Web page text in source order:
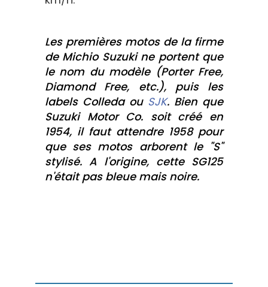
Les premières motos de la firme
de Michio Suzuki ne portent que
le nom du modèle (Porter Free,
Diamond Free, etc.), puis les
labels Colleda ou SJK. Bien que
Suzuki Motor Co. soit créé en
1954, il faut attendre 1958 pour
que ses motos arborent le "S"
stylisé. A l'origine, cette SG125
n'était pas bleue mais noire.